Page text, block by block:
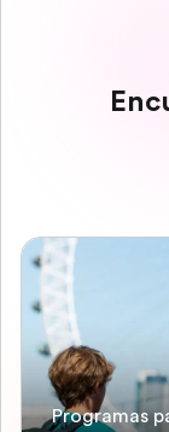
Programas